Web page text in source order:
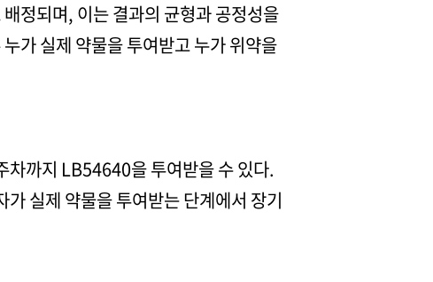
정되며, 이는 결과의 균형과 공정성을
가 실제 약물을 투여받고 누가 위약을
차까지 LB54640을 투여받을 수 있다.
실제 약물을 투여받는 단계에서 장기